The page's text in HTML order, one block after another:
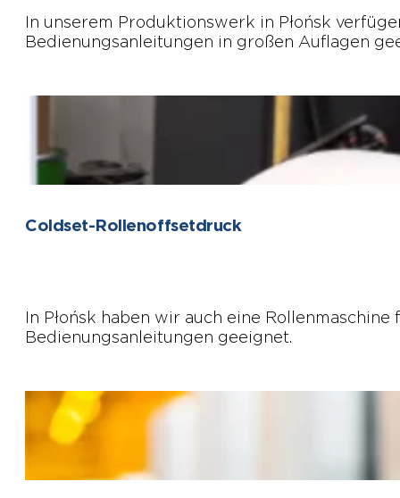
In unserem Produktionswerk in Płońsk
Bedienungsanleitungen in großen Auflagen
Coldset-Rollenoffsetdruck
In Płońsk haben wir auch eine
Bedienungsanleitungen geeignet.